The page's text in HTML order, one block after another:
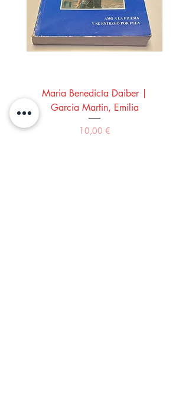
Maria Benedicta Daiber |
Garcia Martin, Emilia
Precio
10,00 €